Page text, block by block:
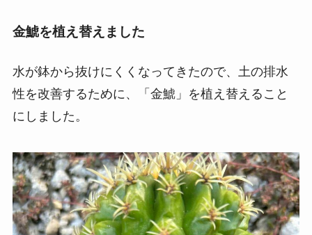
金鯱を植え替えました
水が鉢から抜けにくくなってきたので、土の排水
性を改善するために、「金鯱」を植え替えること
にしました。